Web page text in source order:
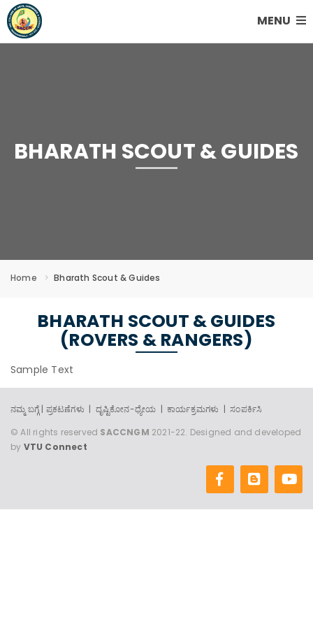
MENU
Home Bharath Scout & Guides
BHARATH SCOUT & GUIDES
BHARATH SCOUT & GUIDES
(ROVERS & RANGERS)
Sample Text
ನಮ್ಮ ಬಗ್ಗೆ | ಪ್ರಕಟಣೆಗಳು | ದೃಷ್ಟಿಕೋನ-ಧ್ಯೇಯ |ಕಾರ್ಯಕ್ರಮಗಳು |ಸಂಪರ್ಕಿಸಿ
© All rights reserved SACCNGM 2021-22. Designed and developed
by VTU Connect